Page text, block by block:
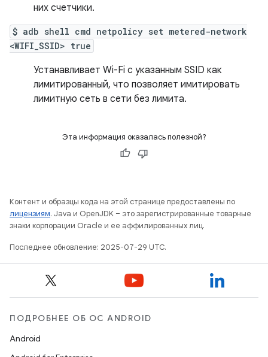
них счетчики.
$ adb shell cmd netpolicy set metered-network
<WIFI_SSID> true
Устанавливает Wi-Fi с указанным SSID как
лимитированный, что позволяет имитировать
лимитную сеть в сети без лимита.
Эта информация оказалась полезной?
Контент и образцы кода на этой странице предоставлены по
лицензиям. Java и OpenJDK – это зарегистрированные товарные
знаки корпорации Oracle и ее аффилированных лиц.
Последнее обновление: 2025-07-29 UTC.
ПОДРОБНЕЕ ОБ ОС ANDROID
Android